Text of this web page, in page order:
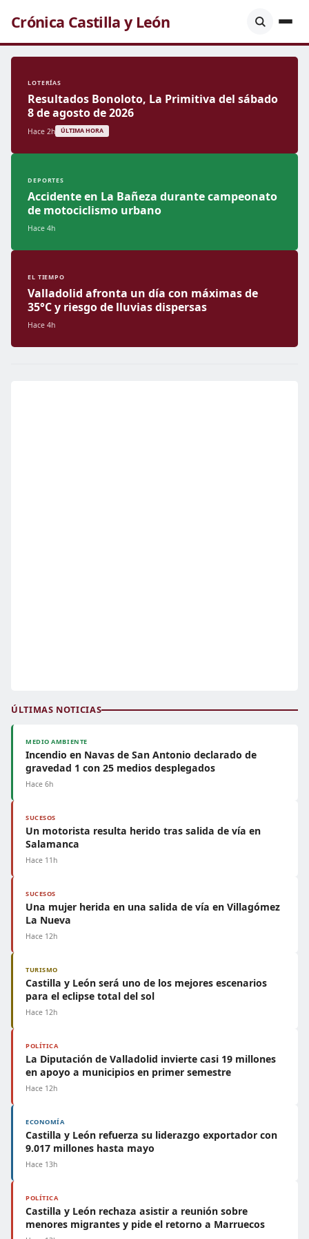
Crónica Castilla y León
LOTERÍAS
Resultados Bonoloto, La Primitiva del sábado
8 de agosto de 2026
Hace 2h ÚLTIMA HORA
DEPORTES
Accidente en La Bañeza durante campeonato
de motociclismo urbano
Hace 4h
EL TIEMPO
Valladolid afronta un día con máximas de
35°C y riesgo de lluvias dispersas
Hace 4h
ÚLTIMAS NOTICIAS
MEDIO AMBIENTE
Incendio en Navas de San Antonio declarado de
gravedad 1 con 25 medios desplegados
Hace 6h
SUCESOS
Un motorista resulta herido tras salida de vía en
Salamanca
Hace 11h
SUCESOS
Una mujer herida en una salida de vía en Villagómez
La Nueva
Hace 12h
TURISMO
Castilla y León será uno de los mejores escenarios
para el eclipse total del sol
Hace 12h
POLÍTICA
La Diputación de Valladolid invierte casi 19 millones
en apoyo a municipios en primer semestre
Hace 12h
ECONOMÍA
Castilla y León refuerza su liderazgo exportador con
9.017 millones hasta mayo
Hace 13h
POLÍTICA
Castilla y León rechaza asistir a reunión sobre
menores migrantes y pide el retorno a Marruecos